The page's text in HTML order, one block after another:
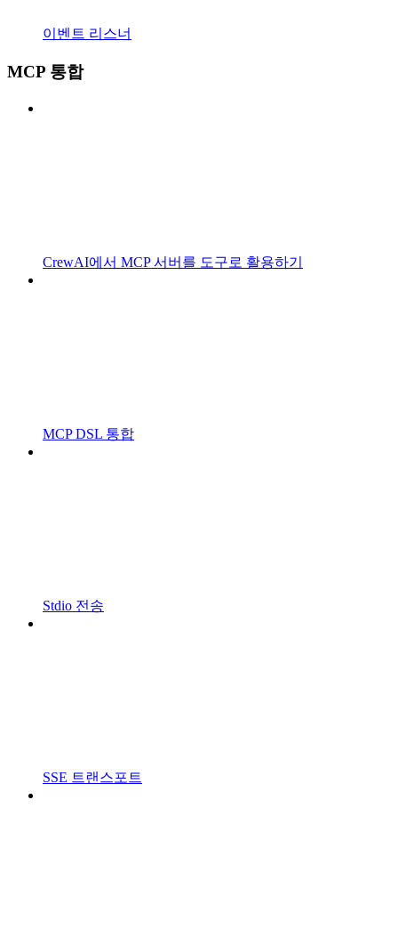
이벤트 리스너
MCP 통합
CrewAI에서 MCP 서버를 도구로 활용하기
MCP DSL 통합
Stdio 전송
SSE 트랜스포트